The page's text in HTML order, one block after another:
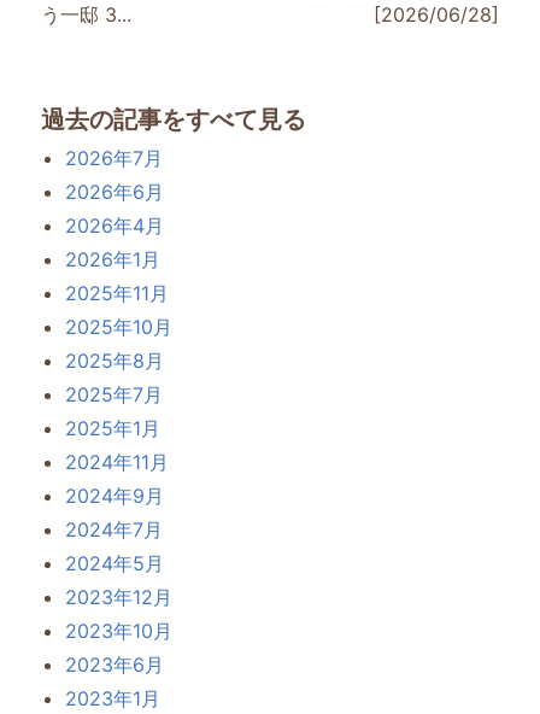
う一邸 3...
[2026/06/28]
過去の記事をすべて見る
2026年7月
2026年6月
2026年4月
2026年1月
2025年11月
2025年10月
2025年8月
2025年7月
2025年1月
2024年11月
2024年9月
2024年7月
2024年5月
2023年12月
2023年10月
2023年6月
2023年1月